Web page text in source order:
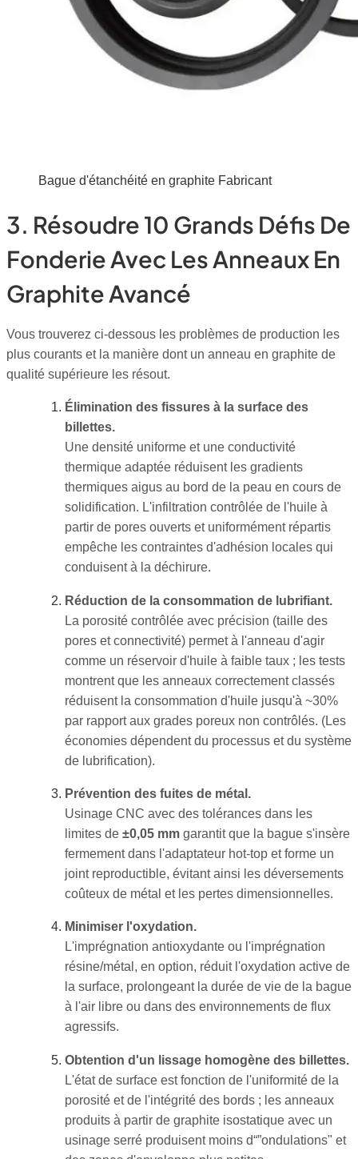
Bague d'étanchéité en graphite Fabricant
3. Résoudre 10 Grands Défis De
Fonderie Avec Les Anneaux En
Graphite Avancé
Vous trouverez ci-dessous les problèmes de production les
plus courants et la manière dont un anneau en graphite de
qualité supérieure les résout.
Élimination des fissures à la surface des
billettes.
Une densité uniforme et une conductivité
thermique adaptée réduisent les gradients
thermiques aigus au bord de la peau en cours de
solidification. L'infiltration contrôlée de l'huile à
partir de pores ouverts et uniformément répartis
empêche les contraintes d'adhésion locales qui
conduisent à la déchirure.
Réduction de la consommation de lubrifiant.
La porosité contrôlée avec précision (taille des
pores et connectivité) permet à l'anneau d'agir
comme un réservoir d'huile à faible taux ; les tests
montrent que les anneaux correctement classés
réduisent la consommation d'huile jusqu'à ~30%
par rapport aux grades poreux non contrôlés. (Les
économies dépendent du processus et du système
de lubrification).
Prévention des fuites de métal.
Usinage CNC avec des tolérances dans les
limites de ±0,05 mmgarantit que la bague s'insère
fermement dans l'adaptateur hot-top et forme un
joint reproductible, évitant ainsi les déversements
coûteux de métal et les pertes dimensionnelles.
Minimiser l'oxydation.
L'imprégnation antioxydante ou l'imprégnation
résine/métal, en option, réduit l'oxydation active de
la surface, prolongeant la durée de vie de la bague
à l'air libre ou dans des environnements de flux
agressifs.
Obtention d'un lissage homogène des billettes.
L'état de surface est fonction de l'uniformité de la
porosité et de l'intégrité des bords ; les anneaux
produits à partir de graphite isostatique avec un
usinage serré produisent moins d“”ondulations" et